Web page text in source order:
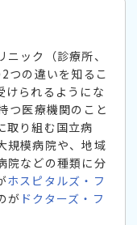
ック（診療所、
つの違いを知るこ
けられるようにな
つ医療機関のこと
取り組む国立病
規模病院や、地域
院などの種類に分
ホスピタルズ・フ
が ドクターズ・フ